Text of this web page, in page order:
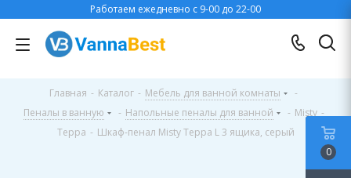
Работаем ежедневно с 9-00 до 22-00
Главная - Каталог - Мебель для ванной комнаты
-
Пеналы в ванную
- Напольные пеналы для ванной - Misty -
Терра - Шкаф-пенал Misty Терра L 3 ящика, серый
0